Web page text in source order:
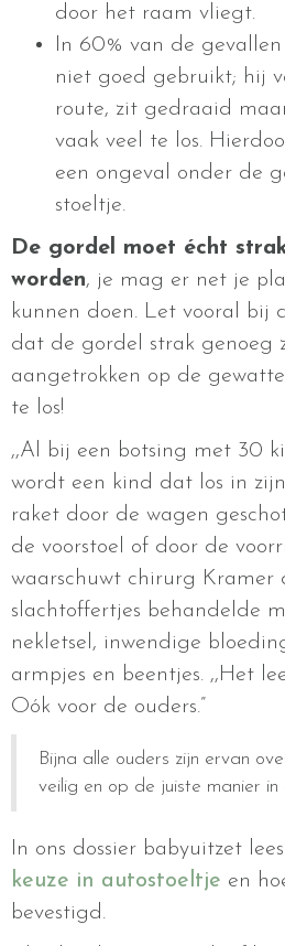
door het raam vliegt.
In 60% van de
niet goed gebruikt; hij
route, zit gedraaid
vaak veel te los.
een ongeval onder de
stoeltje.
De gordel moet écht
worden, je mag er net je
kunnen doen. Let vooral bij
dat de gordel strak genoeg
aangetrokken op de
te los!
,,Al bij een botsing met 30
wordt een kind dat los in
raket door de wagen
de voorstoel of door de
waarschuwt chirurg Kramer
slachtoffertjes behandelde
nekletsel, inwendige
armpjes en beentjes. ,,Het
Oók voor de ouders.”
Bijna alle ouders zijn ervan
veilig en op de juiste manier in
In ons dossier babyuitzet
keuze in autostoeltje en
bevestigd.